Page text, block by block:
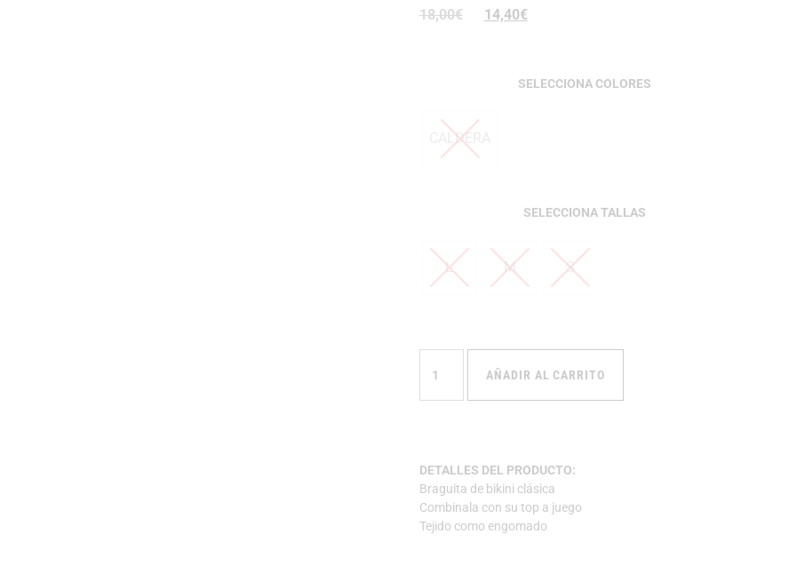
18,00€ 14,40€
COLORES
CALDERA
TALLAS
L M S
AÑADIR AL CARRITO
DETALLES DEL PRODUCTO:
Braguita de bikini clásica
Combinala con su top a juego
Tejido como engomado